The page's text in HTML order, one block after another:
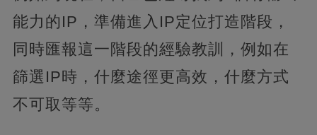
能力的IP，準備進入IP定位打造階段，
同時匯報這一階段的經驗教訓，例如在
篩選IP時，什麼途徑更高效，什麼方式
不可取等等。